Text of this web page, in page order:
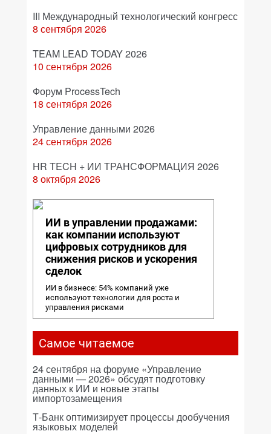
III Международный технологический конгресс
8 сентября 2026
TEAM LEAD TODAY 2026
10 сентября 2026
Форум ProcessTech
18 сентября 2026
Управление данными 2026
24 сентября 2026
HR TECH + ИИ ТРАНСФОРМАЦИЯ 2026
8 октября 2026
ИИ в управлении продажами:
как компании используют
цифровых сотрудников для
снижения рисков и ускорения
сделок
ИИ в бизнесе: 54% компаний уже
используют технологии для роста и
управления рисками
Самое читаемое
24 сентября на форуме «Управление
данными — 2026» обсудят подготовку
данных к ИИ и новые этапы
импортозамещения
Т-Банк оптимизирует процессы дообучения
языковых моделей